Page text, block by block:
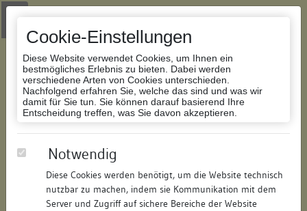
Cookie-Einstellungen
Diese Website verwendet Cookies, um Ihnen ein
bestmögliches Erlebnis zu bieten. Dabei werden
verschiedene Arten von Cookies unterschieden.
Nachfolgend erfahren Sie, welche das sind und was wir
damit für Sie tun. Sie können darauf basierend Ihre
Entscheidung treffen, was Sie davon akzeptieren.
Notwendig
Diese Cookies werden benötigt, um die Website technisch
nutzbar zu machen, indem sie Kommunikation mit dem
Server und Zugriff auf sichere Bereiche der Website
Zur Navigation springen
Zum Inhalt der Website springen
Datenbank Bauforschung/Restaurierung
166430081013/Datum:04.05.2016
Datenbestand:
Bauforschung und Restaurierung